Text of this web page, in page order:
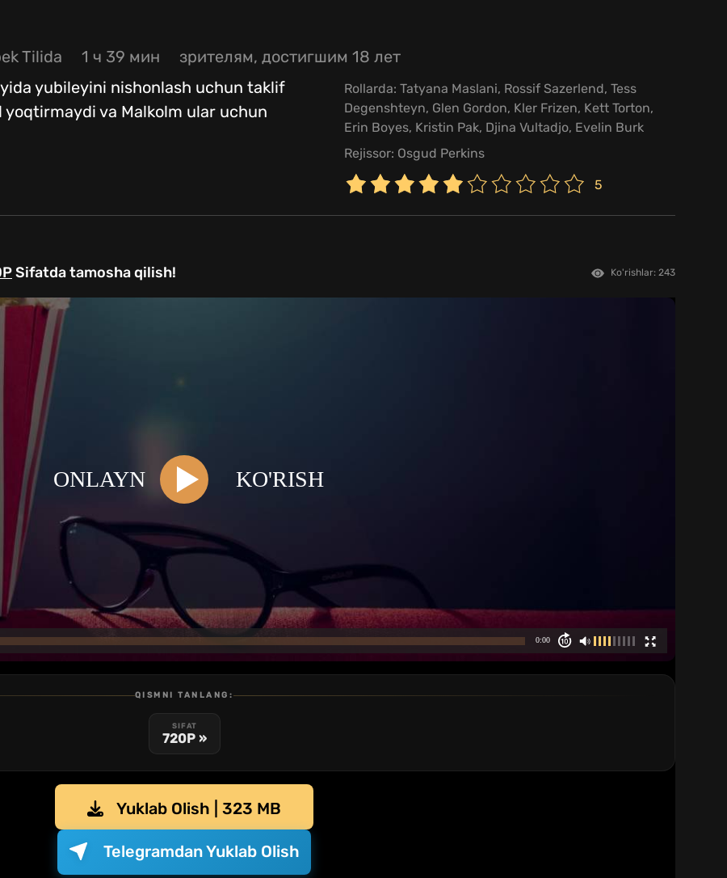
Tilida 1 ч 39 мин
зрителям, достигшим 18 лет
yubileyini nishonlash uchun taklif
yoqtirmaydi va Malkolm ular uchun
Rollarda: Tatyana Maslani, Rossif Sazerlend, Tess
Degenshteyn, Glen Gordon, Kler Frizen, Kett Torton,
Erin Boyes, Kristin Pak, Djina Vultadjo, Evelin Burk
Rejissor: Osgud Perkins
5
Sifatda tamosha qilish! Ko'rishlar: 243
QISMNI TANLANG:
SIFAT
720P »
Yuklab Olish | 323 MB
Telegramdan Yuklab Olish